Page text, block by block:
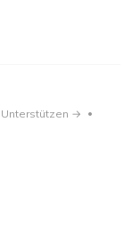
Unterstützen → •